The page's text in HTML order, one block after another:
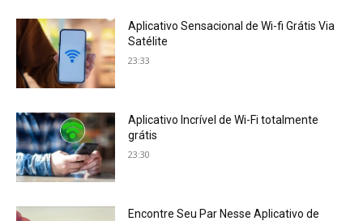
Aplicativo Sensacional de Wi-fi Grátis Via
Satélite
23:33
Aplicativo Incrível de Wi-Fi totalmente
grátis
23:30
Encontre Seu Par Nesse Aplicativo de